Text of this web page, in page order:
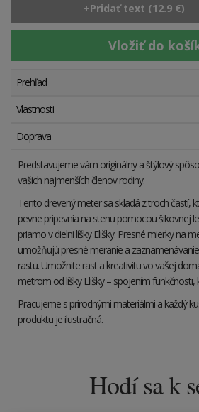
Prehľad
Vlastnosti
Doprava
Predstavujeme vám originálny a štýlový
vašich najmenších členov rodiny.
Tento drevený meter sa skladá z troch častí,
pevne pripevnia na stenu pomocou šikovnej
priamo v dielni líšky Elišky. Presné mierky na
umožňujú presné meranie a
rastu. Umožnite rast a kreativitu vo vašej
metrom od líšky Elišky – spojením funkčnosti,
Pracujeme s prírodnými materiálmi a každý
produktu je ilustračná.
Hodí sa k